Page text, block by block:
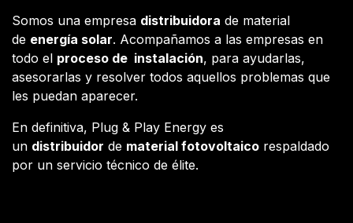
Somos una empresa distribuidora de material
de energía solar. Acompañamos a las empresas en
todo el proceso de instalación, para ayudarlas,
asesorarlas y resolver todos aquellos problemas que
les puedan aparecer.
En definitiva, Plug & Play Energy es
un distribuidor de material fotovoltaico respaldado
por un servicio técnico de élite.